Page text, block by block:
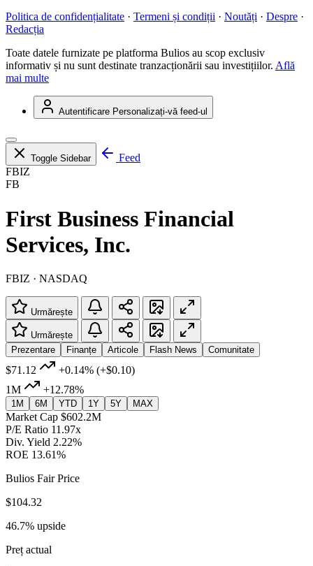
Politica de confidențialitate · Termeni și condiții · Noutăți · Despre ·
Redacția
Toate datele furnizate pe platforma Bulios au scop exclusiv
informativ și nu sunt destinate tranzacționării sau investițiilor. Află
mai multe
Autentificare Personalizați-vă feed-ul
Toggle Sidebar
Feed
FBIZ
FB
First Business Financial
Services, Inc.
FBIZ · NASDAQ
Urmărește
Urmărește
Prezentare
Finanțe Articole Flash News Comunitate
$71.12 +0.14% (+$0.10)
1M
+12.78%
1M 6M YTD 1Y 5Y MAX
Market Cap $602.2M
P/E Ratio 11.97x
Div. Yield 2.22%
ROE 13.61%
Bulios Fair Price
$104.32
46.7% upside
Preț actual